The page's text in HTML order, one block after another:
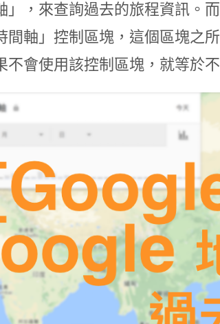
」，來查詢過去的旅程資訊。
間軸」控制區塊，這個區塊之
不會使用該控制區塊，就等於